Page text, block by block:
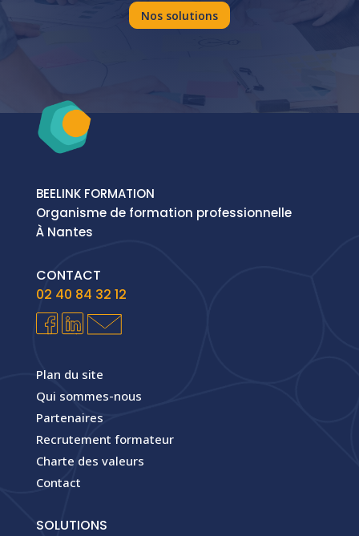
Nos solutions
BEELINK FORMATION
Organisme de formation professionnelle
À Nantes
CONTACT
02 40 84 32 12
Plan du site
Qui sommes-nous
Partenaires
Recrutement formateur
Charte des valeurs
Contact
SOLUTIONS